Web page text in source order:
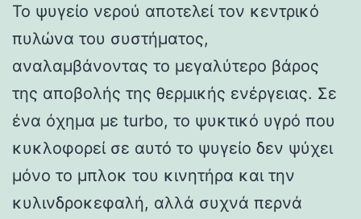
Το ψυγείο νερού αποτελεί τον κεντρικό
πυλώνα του συστήματος,
αναλαμβάνοντας το μεγαλύτερο βάρος
της αποβολής της θερμικής ενέργειας. Σε
ένα όχημα με turbo, το ψυκτικό υγρό που
κυκλοφορεί σε αυτό το ψυγείο δεν ψύχει
μόνο το μπλοκ του κινητήρα και την
κυλινδροκεφαλή, αλλά συχνά περνά